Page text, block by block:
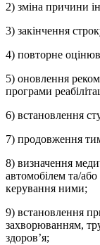
2) зміна причини
3) закінчення
4) повторне
5) оновлення
програми
6) встановлення
7) продовження
8) визначення
автомобілем та/
керування ними;
9) встановлення
захворюванням,
здоров’я;